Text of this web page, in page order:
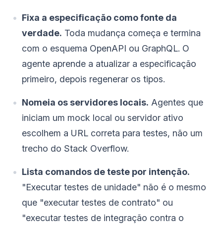
Fixa a especificação como fonte da
verdade. Toda mudança começa e termina
com o esquema OpenAPI ou GraphQL. O
agente aprende a atualizar a especificação
primeiro, depois regenerar os tipos.
Nomeia os servidores locais. Agentes que
iniciam um mock local ou servidor ativo
escolhem a URL correta para testes, não um
trecho do Stack Overflow.
Lista comandos de teste por intenção.
"Executar testes de unidade" não é o mesmo
que "executar testes de contrato" ou
"executar testes de integração contra o